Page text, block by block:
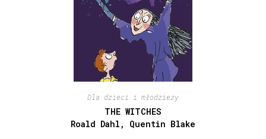
Dla dzieci i młodzieży
THE WITCHES
Roald Dahl, Quentin Blake